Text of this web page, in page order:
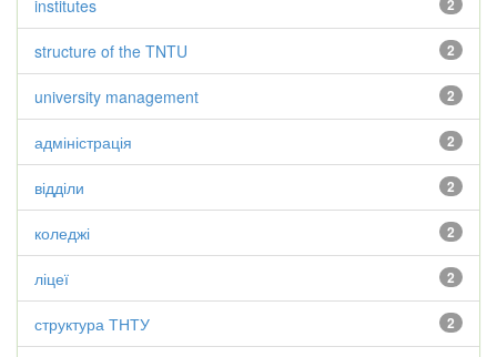
2
institutes
2
structure of the TNTU
2
university management
2
адміністрація
2
відділи
2
коледжі
2
ліцеї
2
структура ТНТУ